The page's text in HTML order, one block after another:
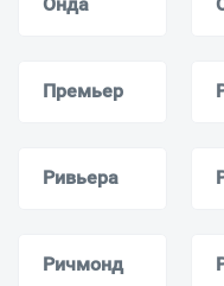
Премьер
Ривьера
Ричмонд